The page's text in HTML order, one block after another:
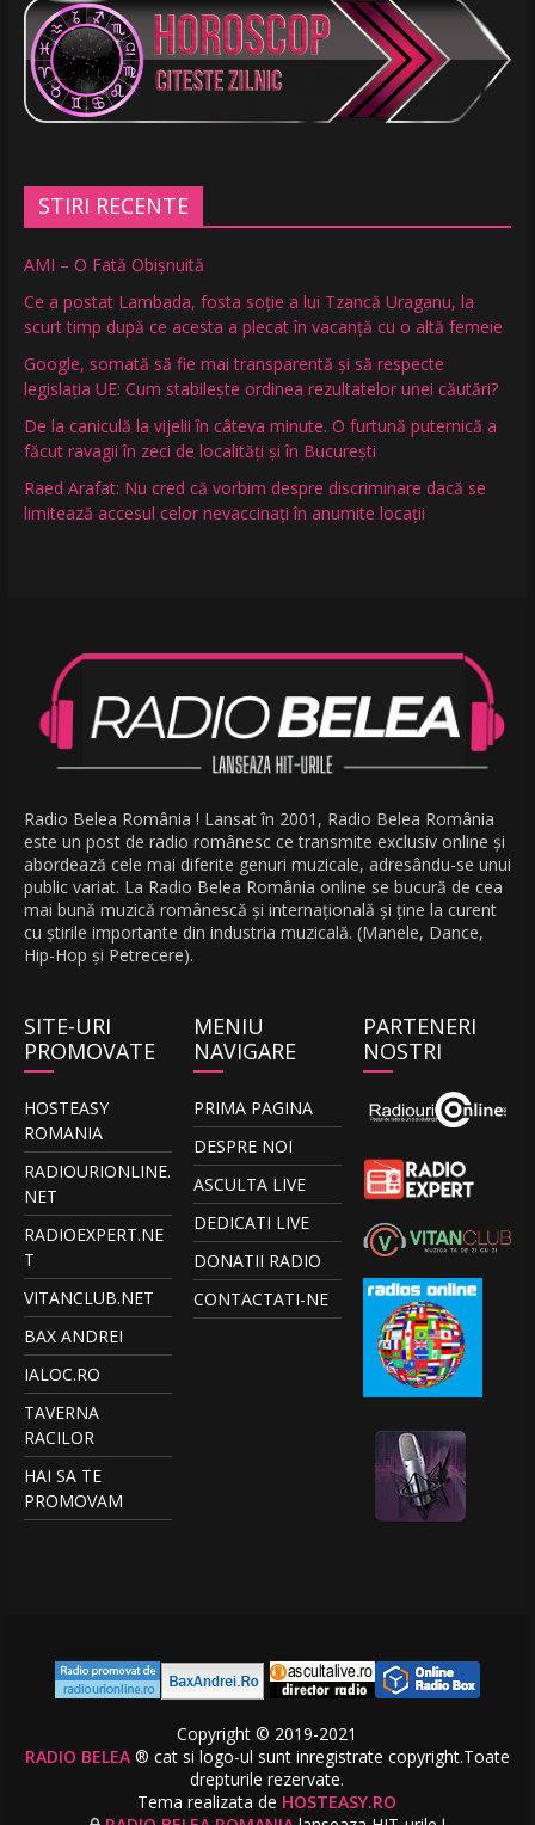
STIRI RECENTE
AMI – O Fată Obişnuită
Ce a postat Lambada, fosta soție a lui Tzancă Uraganu, la
scurt timp după ce acesta a plecat în vacanță cu o altă femeie
Google, somată să fie mai transparentă și să respecte
legislația UE: Cum stabilește ordinea rezultatelor unei căutări?
De la caniculă la vijelii în câteva minute. O furtună puternică a
făcut ravagii în zeci de localități și în București
Raed Arafat: Nu cred că vorbim despre discriminare dacă se
limitează accesul celor nevaccinați în anumite locații
Radio Belea România ! Lansat în 2001, Radio Belea România
este un post de radio românesc ce transmite exclusiv online și
abordează cele mai diferite genuri muzicale, adresându-se unui
public variat. La Radio Belea România online se bucură de cea
mai bună muzică românescă și internațională și ține la curent
cu știrile importante din industria muzicală. (Manele, Dance,
Hip-Hop și Petrecere).
SITE-URI
PROMOVATE
HOSTEASY
ROMANIA
RADIOURIONLINE.
NET
RADIOEXPERT.NE
T
VITANCLUB.NET
BAX ANDREI
IALOC.RO
TAVERNA
RACILOR
HAI SA TE
PROMOVAM
MENIU
NAVIGARE
PRIMA PAGINA
DESPRE NOI
ASCULTA LIVE
DEDICATI LIVE
DONATII RADIO
CONTACTATI-NE
PARTENERI
NOSTRI
Copyright © 2019-2021
RADIO BELEA® cat si logo-ul sunt inregistrate copyright.Toate
drepturile rezervate.
Tema realizata de HOSTEASY.RO